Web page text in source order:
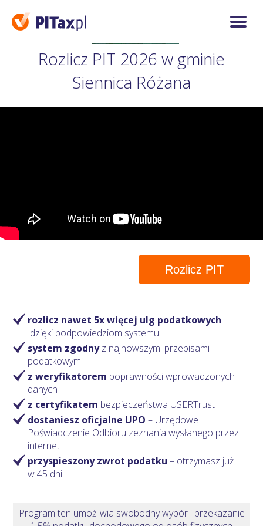
Rozlicz PIT 2026 w gminie
Siennica Różana
Rozlicz PIT
rozlicz nawet 5x więcej ulg podatkowych–
dzięki podpowiedziom systemu
system zgodnyz najnowszymi przepisami
podatkowymi
z weryfikatorem poprawności wprowadzonych
danych
z certyfikatem bezpieczeństwa USERTrust
dostaniesz oficjalne UPO – Urzędowe
Poświadczenie Odbioru zeznania wysłanego przez
internet
przyspieszony zwrot podatku – otrzymasz już
w 45 dni
Program ten umożliwia swobodny wybór i przekazanie